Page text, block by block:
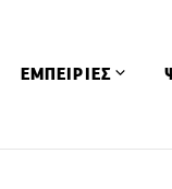
ΕΜΠΕΙΡΙΕΣ